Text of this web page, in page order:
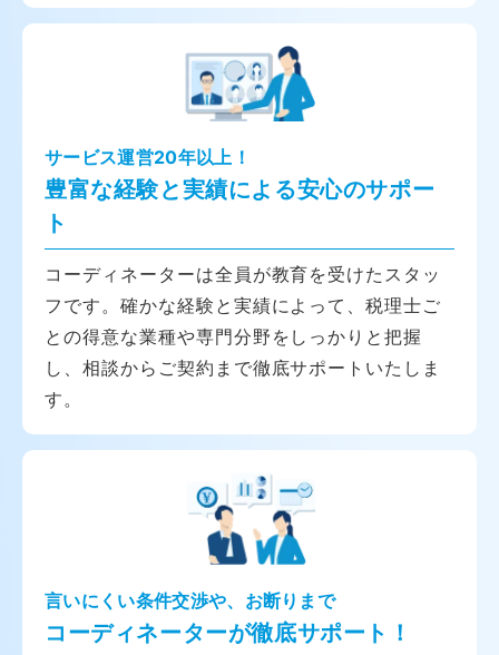
サービス運営20年以上！
豊富な経験と実績による安心のサポー
ト
コーディネーターは全員が教育を受けたスタッ
フです。確かな経験と実績によって、税理士ご
との得意な業種や専門分野をしっかりと把握
し、相談からご契約まで徹底サポートいたしま
す。
言いにくい条件交渉や、お断りまで
コーディネーターが徹底サポート！